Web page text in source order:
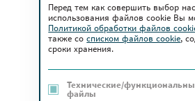
Перед тем как совершить выбор
использования файлов сookie Вы
Политикой обработки файлов
также coсписком файлов cookie,
сроки хранения.
Технические/
файлы